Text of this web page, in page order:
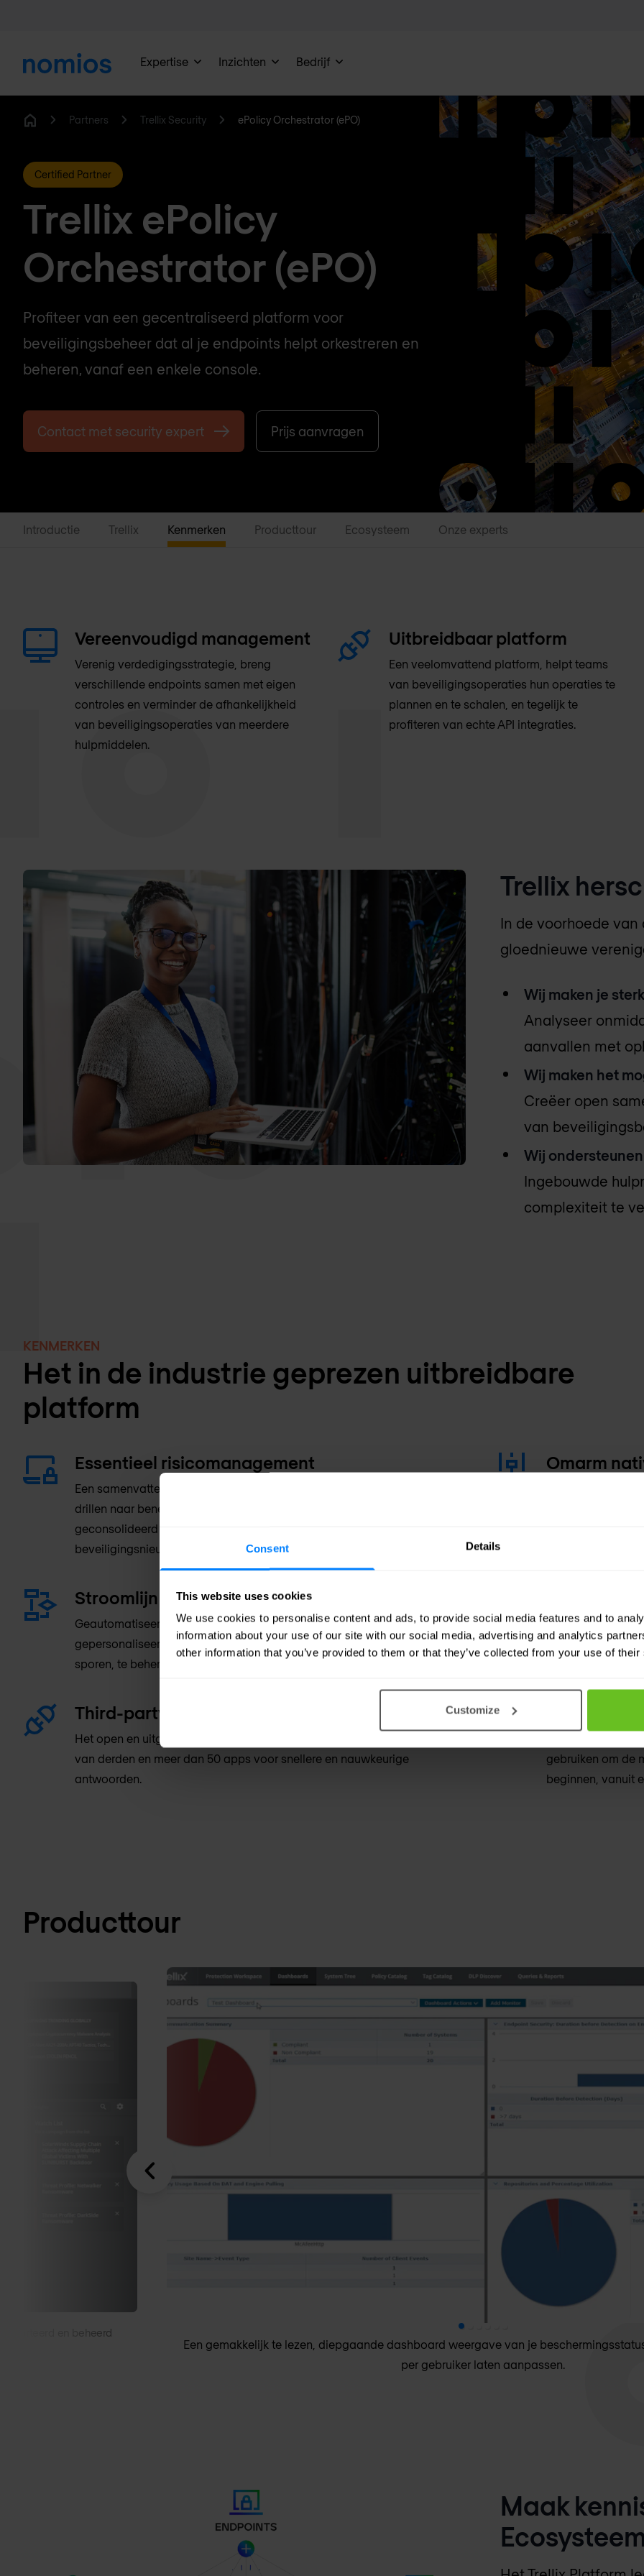
Consent Details
This website uses cookies
We use cookies to personalise content and ads, to provide social media features and to
information about your use of our site with our social media, advertising and analytics
other information that you’ve provided to them or that they’ve collected from your use of
Customize
Expertise Inzichten Bedrijf
Partners Trellix Security ePolicy Orchestrator (ePO)
Certified Partner
Trellix ePolicy
Orchestrator (ePO)
Profiteer van een gecentraliseerd platform voor
beveiligingsbeheer dat al je endpoints helpt orkestreren en
beheren, vanaf een enkele console.
Contact met security expert Prijs aanvragen
Introductie Trellix Kenmerken Producttour Ecosysteem Onze experts
Vereenvoudigd management
Verenig verdedigingsstrategie, breng
verschillende endpoints samen met eigen
controles en verminder de afhankelijkheid
van beveiligingsoperaties van meerdere
hulpmiddelen.
Uitbreidbaar platform
Een veelomvattend platform, helpt teams
van beveiligingsoperaties hun operaties te
plannen en te schalen, en tegelijk te
profiteren van echte API integraties.
Trellix
In de voorhoede van
gloednieuwe
Wij maken je
Analyseer
aanvallen met
Wij maken het
Creëer open
van
Wij
Ingebouwde
complexiteit te
KENMERKEN
Het in de industrie geprezen uitbreidbare
platform
Essentieel risicomanagement
Een samenvattend dashboard van je beveiligingsbeleid helpt je bij het
drillen naar beneden en het stellen van prioriteiten, terwijl het een
geconsolideerd overzicht biedt van actuele dreigingsinformatie,
beveiligingsnieuws en waarschuwingen.
Omarm
Verminder de
endpoint
Stroomlijn workflows
Geautomatiseerde werkstromen voor beveiliging, naleving en
gepersonaliseerde werkruimte helpen om kwetsbaarheden snel op te
sporen, te beheren en erop te reageren.
Verenig
Eén plaats om je
defense en nog
te beschermen.
Third-party integraties
Het open en uitgebreide platform integreert met meer dan 150 oplossingen
van derden en meer dan 50 apps voor snellere en nauwkeurige
antwoorden.
Bestaande
gebruiken om de
beginnen, vanuit
Producttour
en beheerd
Een gemakkelijk te lezen, diepgaande dashboard weergave van je
per gebruiker laten aanpassen.
Maak
Ecosysteem